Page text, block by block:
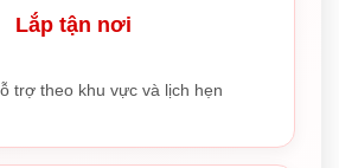
Lắp tận nơi
trợ theo khu vực và lịch hẹn